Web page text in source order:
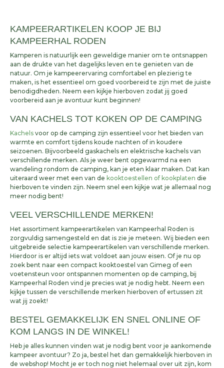
KAMPEERARTIKELEN KOOP JE BIJ
KAMPEERHAL RODEN
Kamperen is natuurlijk een geweldige manier om te ontsnappen
aan de drukte van het dagelijks leven en te genieten van de
natuur. Om je kampeerervaring comfortabel en plezierig te
maken, is het essentieel om goed voorbereid te zijn met de juiste
benodigdheden. Neem een kijkje hierboven zodat jij goed
voorbereid aan je avontuur kunt beginnen!
VAN KACHELS TOT KOKEN OP DE CAMPING
Kachels voor op de camping zijn essentieel voor het bieden van
warmte en comfort tijdens koude nachten of in koudere
seizoenen. Bijvoorbeeld gaskachels en elektrische kachels van
verschillende merken. Als je weer bent opgewarmd na een
wandeling rondom de camping, kan je eten klaar maken. Dat kan
uiteraard weer met een van de kooktoestellen of kookplaten die
hierboven te vinden zijn. Neem snel een kijkje wat je allemaal nog
meer nodig bent!
VEEL VERSCHILLENDE MERKEN!
Het assortiment kampeerartikelen van Kampeerhal Roden is
zorgvuldig samengesteld en dat is zie je meteen. Wij bieden een
uitgebreide selectie kampeerartikelen van verschillende merken.
Hierdoor is er altijd iets wat voldoet aan jouw eisen. Of je nu op
zoek bent naar een compact kooktoestel van Gimeg of een
voetensteun voor ontspannen momenten op de camping, bij
Kampeerhal Roden vind je precies wat je nodig hebt. Neem een
kijkje tussen de verschillende merken hierboven of ertussen zit
wat jij zoekt!
BESTEL GEMAKKELIJK EN SNEL ONLINE OF
KOM LANGS IN DE WINKEL!
Heb je alles kunnen vinden wat je nodig bent voor je aankomende
kampeer avontuur? Zo ja, bestel het dan gemakkelijk hierboven in
de webshop! Mocht je er toch nog niet helemaal over uit zijn, kom